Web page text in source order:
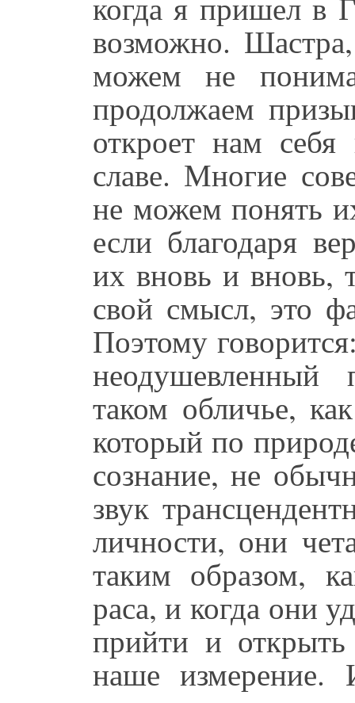
возможно.
можем не
продолжаем
откроет нам себя
славе. Многие
не можем понять
если благодаря
их вновь и вновь,
свой смысл, это
Поэтому
неодушевленный
таком обличье,
который по
сознание, не
звук
личности, они
таким образом,
раса, и когда они
прийти и
наше измерение.